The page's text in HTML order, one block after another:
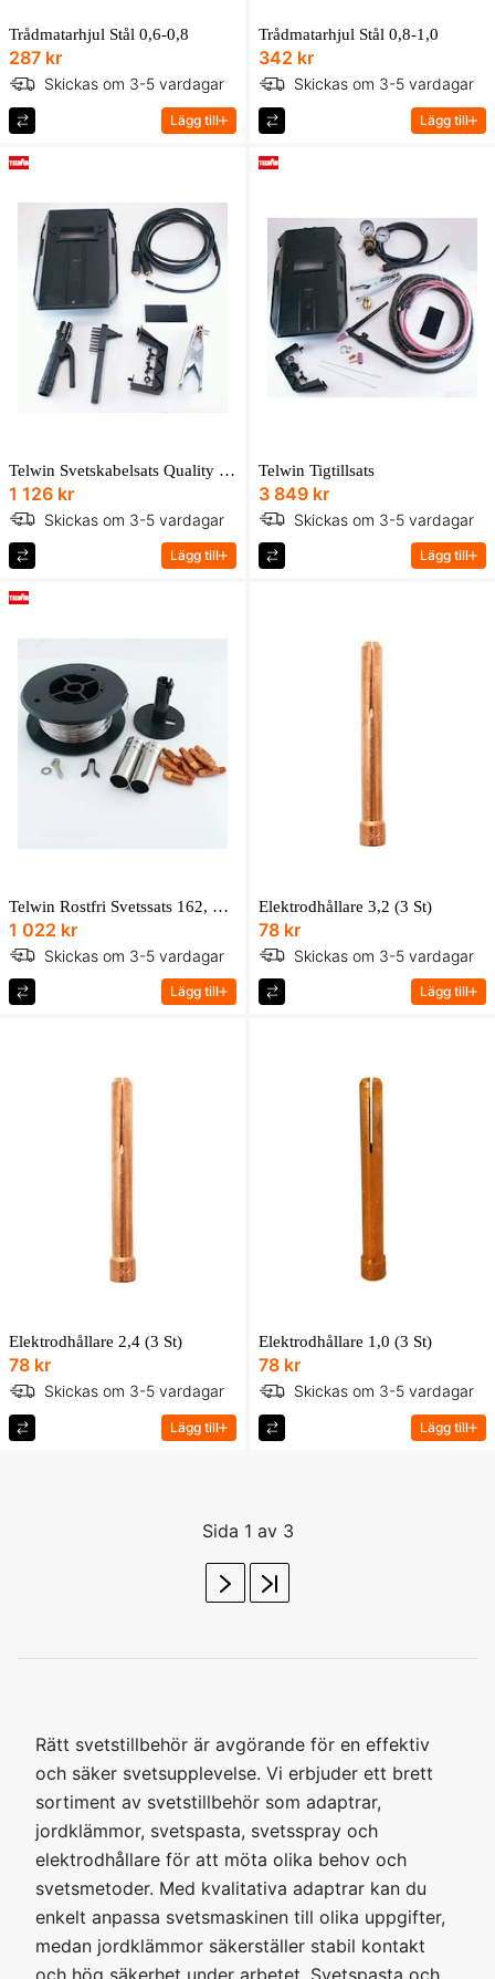
Trådmatarhjul Stål 0,6-0,8
287 kr
Skickas om 3-5 vardagar
Lägg till
Trådmatarhjul Stål 0,8-1,0
342 kr
Skickas om 3-5 vardagar
Lägg till
Telwin Svetskabelsats Quality 220
1 126 kr
Skickas om 3-5 vardagar
Lägg till
Telwin Tigtillsats
3 849 kr
Skickas om 3-5 vardagar
Lägg till
Telwin Rostfri Svetssats 162, 183
1 022 kr
Skickas om 3-5 vardagar
Lägg till
Elektrodhållare 3,2 (3 St)
78 kr
Skickas om 3-5 vardagar
Lägg till
Elektrodhållare 2,4 (3 St)
78 kr
Skickas om 3-5 vardagar
Lägg till
Elektrodhållare 1,0 (3 St)
78 kr
Skickas om 3-5 vardagar
Lägg till
Sida 1 av 3
Rätt svetstillbehör är avgörande för en effektiv
och säker svetsupplevelse. Vi erbjuder ett brett
sortiment av svetstillbehör som adaptrar,
jordklämmor, svetspasta, svetsspray och
elektrodhållare för att möta olika behov och
svetsmetoder. Med kvalitativa adaptrar kan du
enkelt anpassa svetsmaskinen till olika uppgifter,
medan jordklämmor säkerställer stabil kontakt